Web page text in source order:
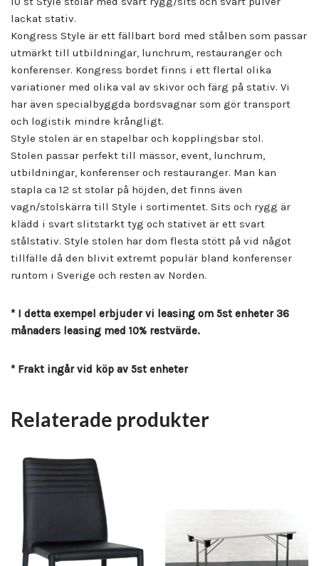
lackat stativ.
Kongress Style är ett fällbart bord med stålben som passar
utmärkt till utbildningar, lunchrum, restauranger och
konferenser. Kongress bordet finns i ett flertal olika
variationer med olika val av skivor och färg på stativ. Vi
har även specialbyggda bordsvagnar som gör transport
och logistik mindre krångligt.
Style stolen är en stapelbar och kopplingsbar stol.
Stolen passar perfekt till mässor, event, lunchrum,
utbildningar, konferenser och restauranger. Man kan
stapla ca 12 st stolar på höjden, det finns även
vagn/stolskärra till Style i sortimentet. Sits och rygg är
klädd i svart slitstarkt tyg och stativet är ett svart
stålstativ. Style stolen har dom flesta stött på vid något
tillfälle då den blivit extremt populär bland konferenser
runtom i Sverige och resten av Norden.
* I detta exempel erbjuder vi leasing om 5st enheter 36
månaders leasing med 10% restvärde.
* Frakt ingår vid köp av 5st enheter
Relaterade produkter